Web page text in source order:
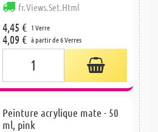
fr.Views.Set.Html
4,45 € 1 Verre
4,09 € à partir de 6 Verres
Peinture acrylique mate - 50
ml, pink